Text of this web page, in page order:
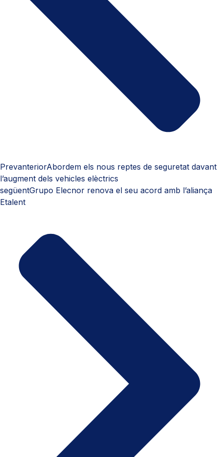
PrevanteriorAbordem els nous reptes de seguretat davant
l’augment dels vehicles elèctrics
següentGrupo Elecnor renova el seu acord amb l’aliança
Etalent